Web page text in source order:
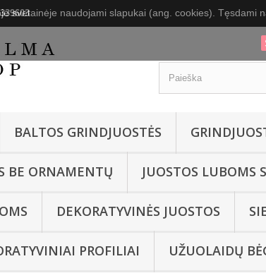
BALTOS GRINDJUOSTĖS
BE ORNAMENTŲ JUOSTOS LUBOMS
DEKORATYVINĖS JUOSTOS
PROFILIAI UŽUOLAIDŲ
svetainėje naudojami slapukai (ang. cookies).